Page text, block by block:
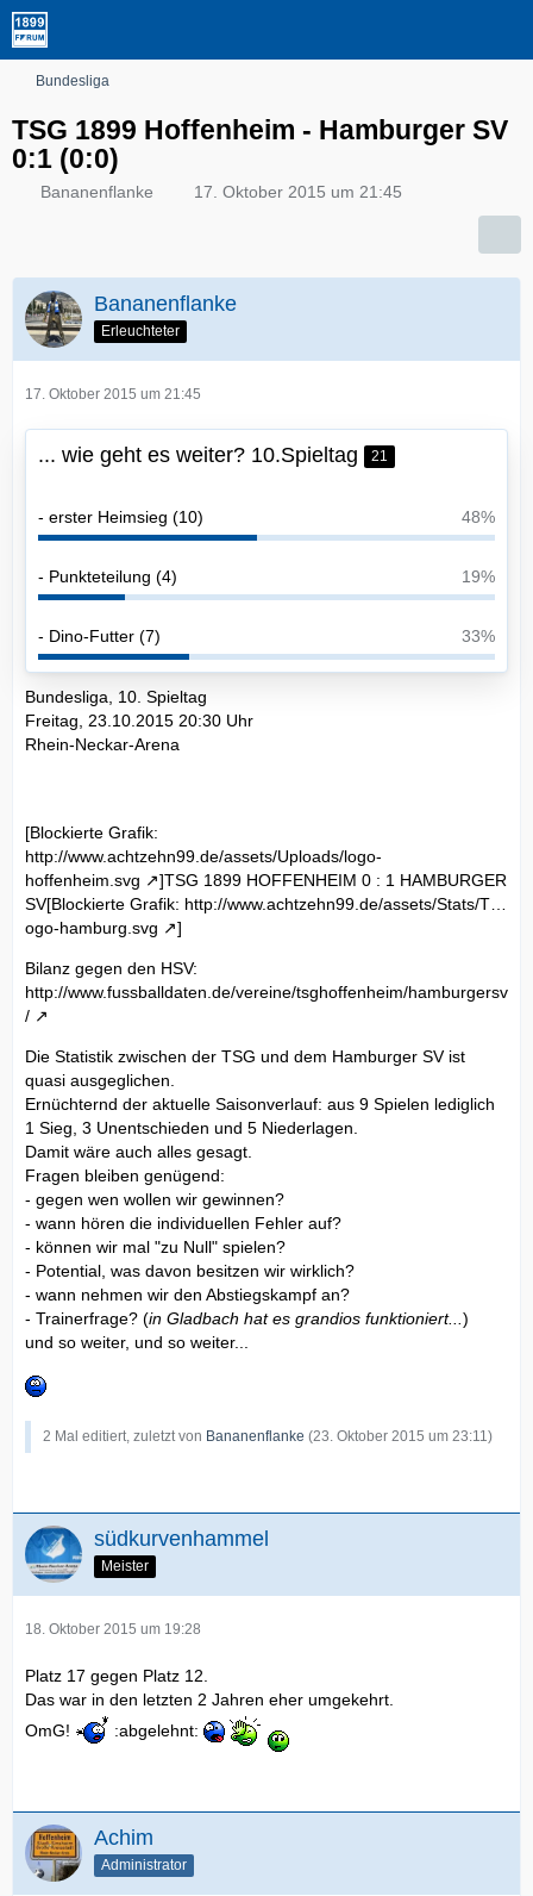
Bundesliga
TSG 1899 Hoffenheim - Hamburger SV
0:1 (0:0)
Bananenflanke 17. Oktober 2015 um 21:45
Bananenflanke
Erleuchteter
17. Oktober 2015 um 21:45
... wie geht es weiter? 10.Spieltag 21
- erster Heimsieg (10) 48%
- Punkteteilung (4) 19%
- Dino-Futter (7) 33%
Bundesliga, 10. Spieltag
Freitag, 23.10.2015 20:30 Uhr
Rhein-Neckar-Arena
[Blockierte Grafik:
http://www.achtzehn99.de/assets/Uploads/logo-
hoffenheim.svg
]TSG 1899 HOFFENHEIM 0 : 1 HAMBURGER
SV[Blockierte Grafik: http://www.achtzehn99.de/assets/Stats/T…
ogo-hamburg.svg
]
Bilanz gegen den HSV:
http://www.fussballdaten.de/vereine/tsghoffenheim/hamburgersv
/
Die Statistik zwischen der TSG und dem Hamburger SV ist
quasi ausgeglichen.
Ernüchternd der aktuelle Saisonverlauf: aus 9 Spielen lediglich
1 Sieg, 3 Unentschieden und 5 Niederlagen.
Damit wäre auch alles gesagt.
Fragen bleiben genügend:
- gegen wen wollen wir gewinnen?
- wann hören die individuellen Fehler auf?
- können wir mal "zu Null" spielen?
- Potential, was davon besitzen wir wirklich?
- wann nehmen wir den Abstiegskampf an?
- Trainerfrage? (in Gladbach hat es grandios funktioniert... )
und so weiter, und so weiter...
2 Mal editiert, zuletzt von Bananenflanke (23. Oktober 2015 um 23:11 )
südkurvenhammel
Meister
18. Oktober 2015 um 19:28
Platz 17 gegen Platz 12.
Das war in den letzten 2 Jahren eher umgekehrt.
OmG!
:abgelehnt:
Achim
Administrator